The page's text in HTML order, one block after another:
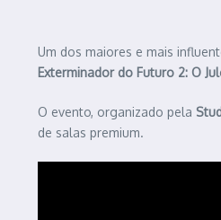
Um dos maiores e mais
Exterminador do Futuro 2: O
O evento, organizado pela
de salas premium.